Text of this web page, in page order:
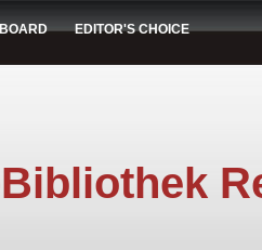
EDITOR'S CHOICE